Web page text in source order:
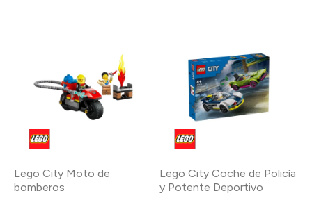
Lego City Moto de
bomberos
Lego City Coche de Policía
y Potente Deportivo